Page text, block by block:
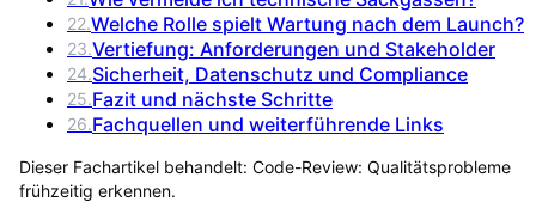
22.Welche Rolle spielt Wartung nach dem Launch?
23.Vertiefung: Anforderungen und Stakeholder
24.Sicherheit, Datenschutz und Compliance
25.Fazit und nächste Schritte
26.Fachquellen und weiterführende Links
Dieser Fachartikel behandelt: Code-Review: Qualitätsprobleme
frühzeitig erkennen.